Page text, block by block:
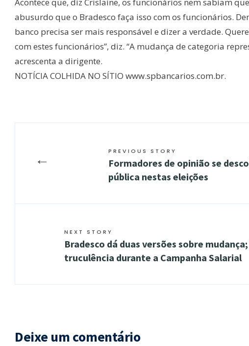
abusurdo que o Bradesco faça isso com os funcionários.
banco precisa ser mais responsável e dizer a verdade.
com estes funcionários”, diz. “A mudança de categoria
acrescenta a dirigente.
NOTÍCIA COLHIDA NO SÍTIO www.spbancarios.com.br.
← PREVIOUS STORY
Formadores de opinião se
pública nestas eleições
NEXT STORY
Bradesco dá duas versões sobre
truculência durante a Campanha Salarial
Deixe um comentário